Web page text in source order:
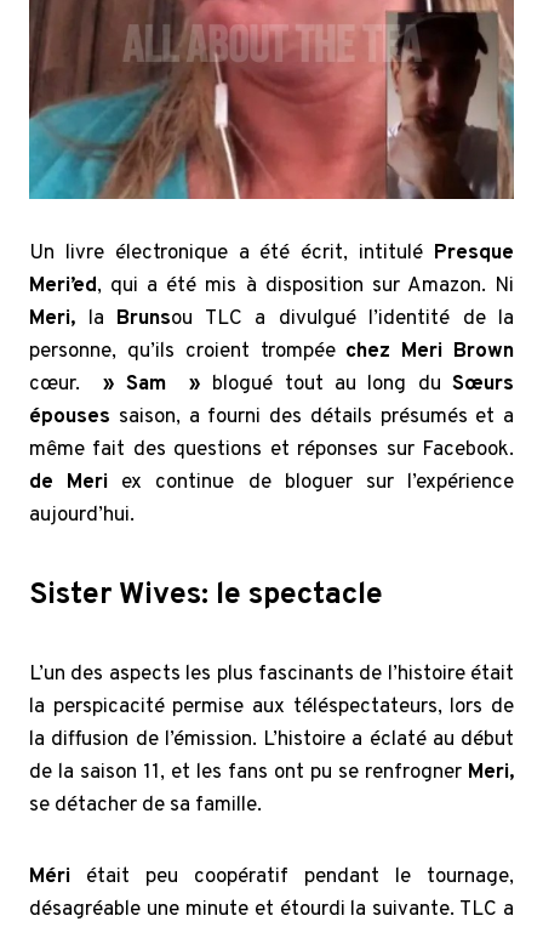
Un livre électronique a été écrit, intitulé Presque
Meri’ed, qui a été mis à disposition sur Amazon. Ni
Meri, la Brunsou TLC a divulgué l’identité de la
personne, qu’ils croient trompée chez Meri Brown
cœur.
» Sam » blogué tout au long du Sœurs
épouses saison, a fourni des détails présumés et a
même fait des questions et réponses sur Facebook.
de Meri ex continue de bloguer sur l’expérience
aujourd’hui.
Sister Wives: le spectacle
L’un des aspects les plus fascinants de l’histoire était
la perspicacité permise aux téléspectateurs, lors de
la diffusion de l’émission. L’histoire a éclaté au début
de la saison 11, et les fans ont pu se renfrogner Meri,
se détacher de sa famille.
Méri était peu coopératif pendant le tournage,
désagréable une minute et étourdi la suivante. TLC a